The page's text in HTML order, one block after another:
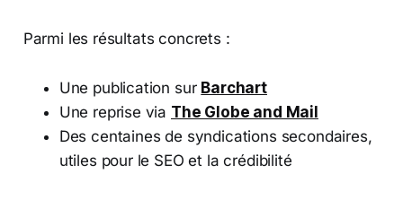
Parmi les résultats concrets :
Une publication sur Barchart
Une reprise via The Globe and Mail
Des centaines de syndications secondaires,
utiles pour le SEO et la crédibilité